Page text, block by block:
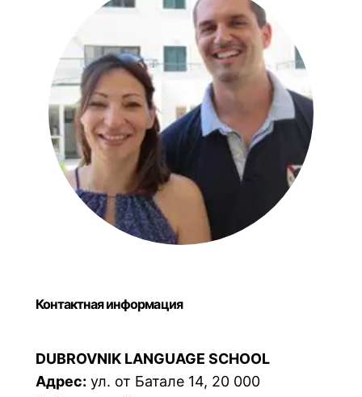
Контактная информация
DUBROVNIK LANGUAGE SCHOOL
Адрес: ул. от Батале 14, 20 000